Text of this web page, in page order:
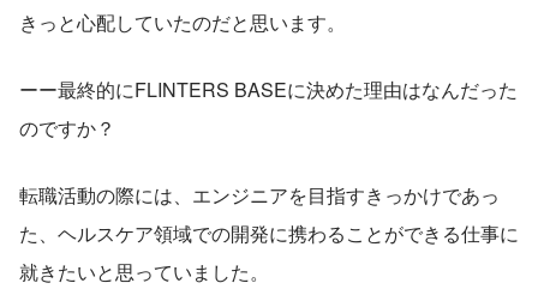
きっと心配していたのだと思います。
ーー最終的にFLINTERS BASEに決めた理由はなんだった
のですか？
転職活動の際には、エンジニアを目指すきっかけであっ
た、ヘルスケア領域での開発に携わることができる仕事に
就きたいと思っていました。